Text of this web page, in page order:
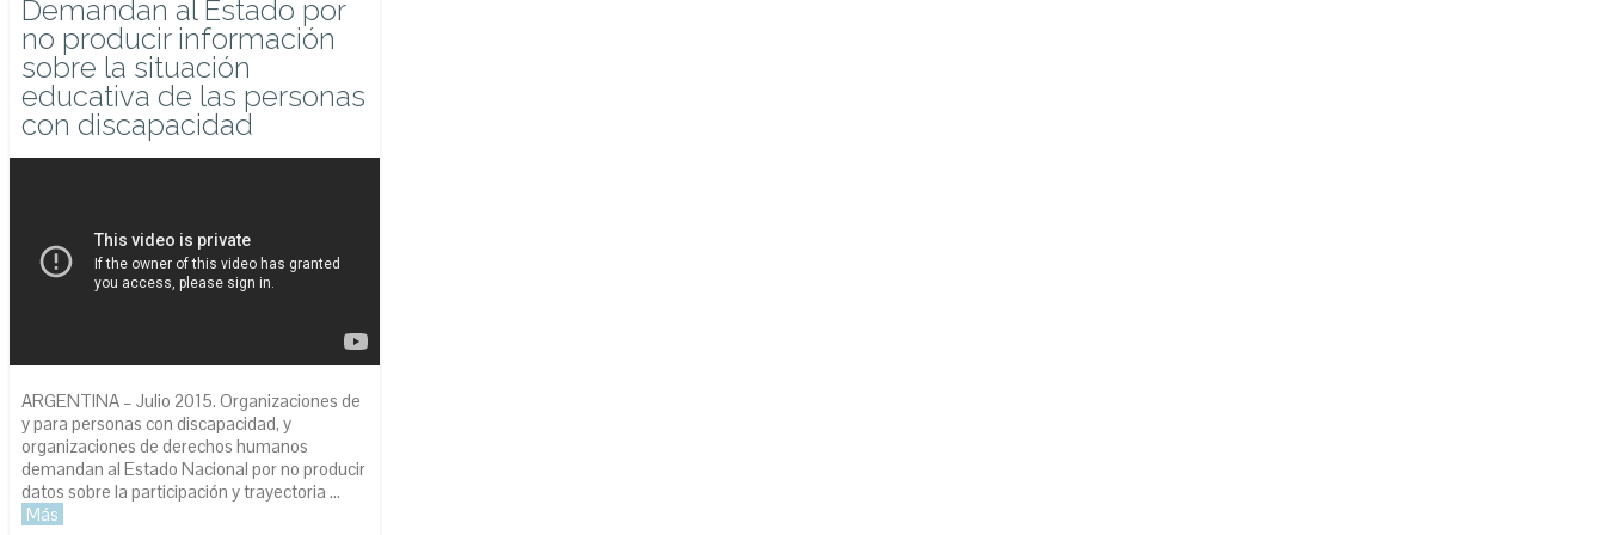
Demandan al Estado por
no producir información
sobre la situación
educativa de las personas
con discapacidad
ARGENTINA – Julio 2015. Organizaciones de
y para personas con discapacidad, y
organizaciones de derechos humanos
demandan al Estado Nacional por no producir
datos sobre la participación y trayectoria ...
Más